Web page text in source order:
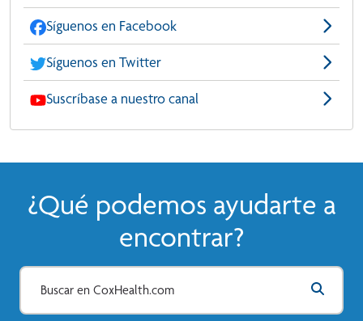
Síguenos en Facebook
Síguenos en Twitter
Suscríbase a nuestro canal
¿Qué podemos ayudarte a
encontrar?